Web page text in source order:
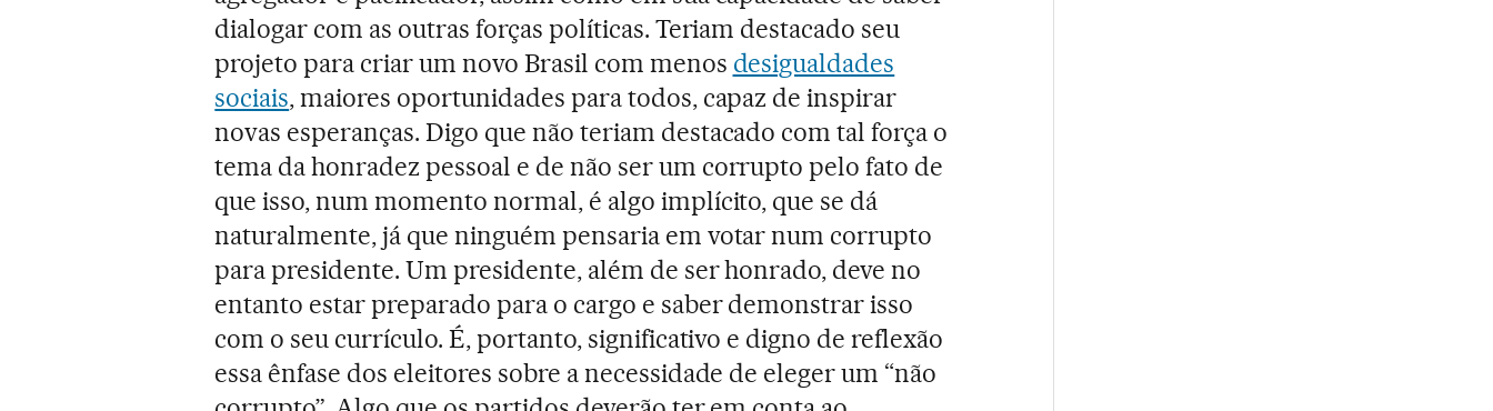
dialogar com as outras forças políticas. Teriam destacado seu
projeto para criar um novo Brasil com menos desigualdades
sociais, maiores oportunidades para todos, capaz de inspirar
novas esperanças. Digo que não teriam destacado com tal força o
tema da honradez pessoal e de não ser um corrupto pelo fato de
que isso, num momento normal, é algo implícito, que se dá
naturalmente, já que ninguém pensaria em votar num corrupto
para presidente. Um presidente, além de ser honrado, deve no
entanto estar preparado para o cargo e saber demonstrar isso
com o seu currículo. É, portanto, significativo e digno de reflexão
essa ênfase dos eleitores sobre a necessidade de eleger um “não